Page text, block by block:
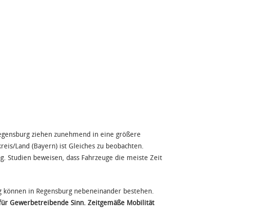
ziehen zunehmend in eine größere
Land (Bayern) ist Gleiches zu beobachten.
Studien beweisen, dass Fahrzeuge die meiste Zeit
in Regensburg nebeneinander bestehen.
Gewerbetreibende Sinn. Zeitgemäße Mobilität